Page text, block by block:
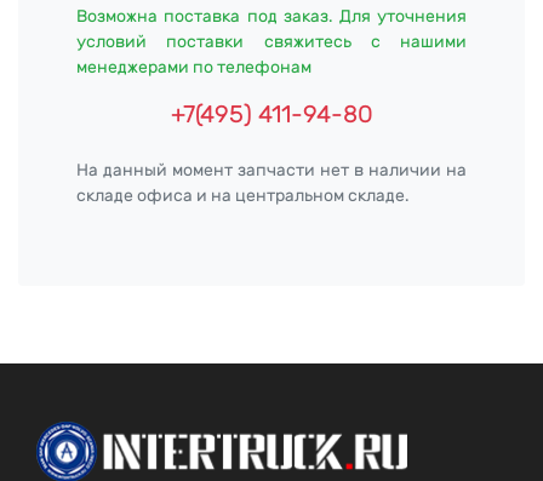
Возможна поставка под заказ. Для уточнения
условий поставки свяжитесь с нашими
менеджерами по телефонам
+7(495) 411-94-80
На данный момент запчасти нет в наличии на
складе офиса и на центральном складе.